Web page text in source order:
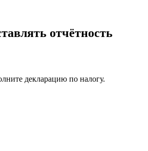
отчётность
декларацию по налогу.